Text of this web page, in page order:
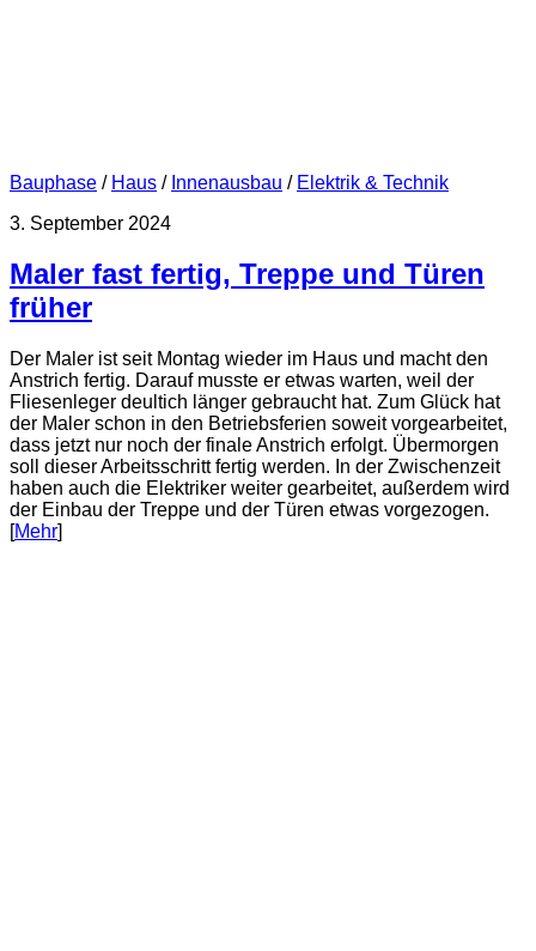
Bauphase / Haus / Innenausbau / Elektrik & Technik
3. September 2024
Maler fast fertig, Treppe und Türen
früher
Der Maler ist seit Montag wieder im Haus und macht den
Anstrich fertig. Darauf musste er etwas warten, weil der
Fliesenleger deultich länger gebraucht hat. Zum Glück hat
der Maler schon in den Betriebsferien soweit vorgearbeitet,
dass jetzt nur noch der finale Anstrich erfolgt. Übermorgen
soll dieser Arbeitsschritt fertig werden. In der Zwischenzeit
haben auch die Elektriker weiter gearbeitet, außerdem wird
der Einbau der Treppe und der Türen etwas vorgezogen.
[Mehr]